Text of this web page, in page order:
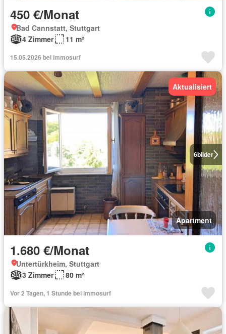
450 €/Monat
Bad Cannstatt, Stuttgart
4 Zimmer
11 m²
15.05.2026 bei immosurf
6bilder
Aktualisiert
Apartment
1.680 €/Monat
Untertürkheim, Stuttgart
3 Zimmer
80 m²
Vor 2 Tagen, 1 Stunde bei immosurf